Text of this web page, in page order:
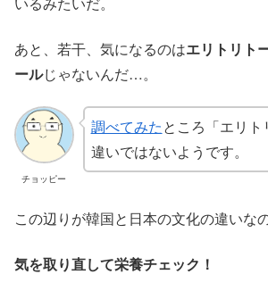
あと、若干、気になるのはエリトリト
ールじゃないんだ…。
チョッピー
調べてみたところ「エリ
違いではないようです。
この辺りが韓国と日本の文化の違いな
気を取り直して栄養チェック！